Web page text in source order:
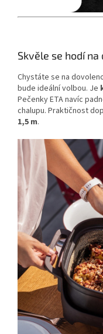
Skvěle se hodí
Chystáte se na
bude ideální volbou. Je
Pečenky ETA navíc
chalupu. Praktičnost
1,5 m.